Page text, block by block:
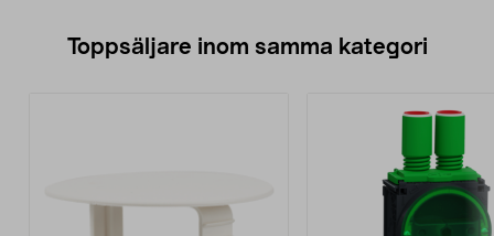
Toppsäljare inom samma kategori